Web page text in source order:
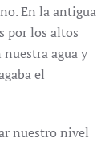
En la antigua
por los altos
agua y
el
nuestro nivel